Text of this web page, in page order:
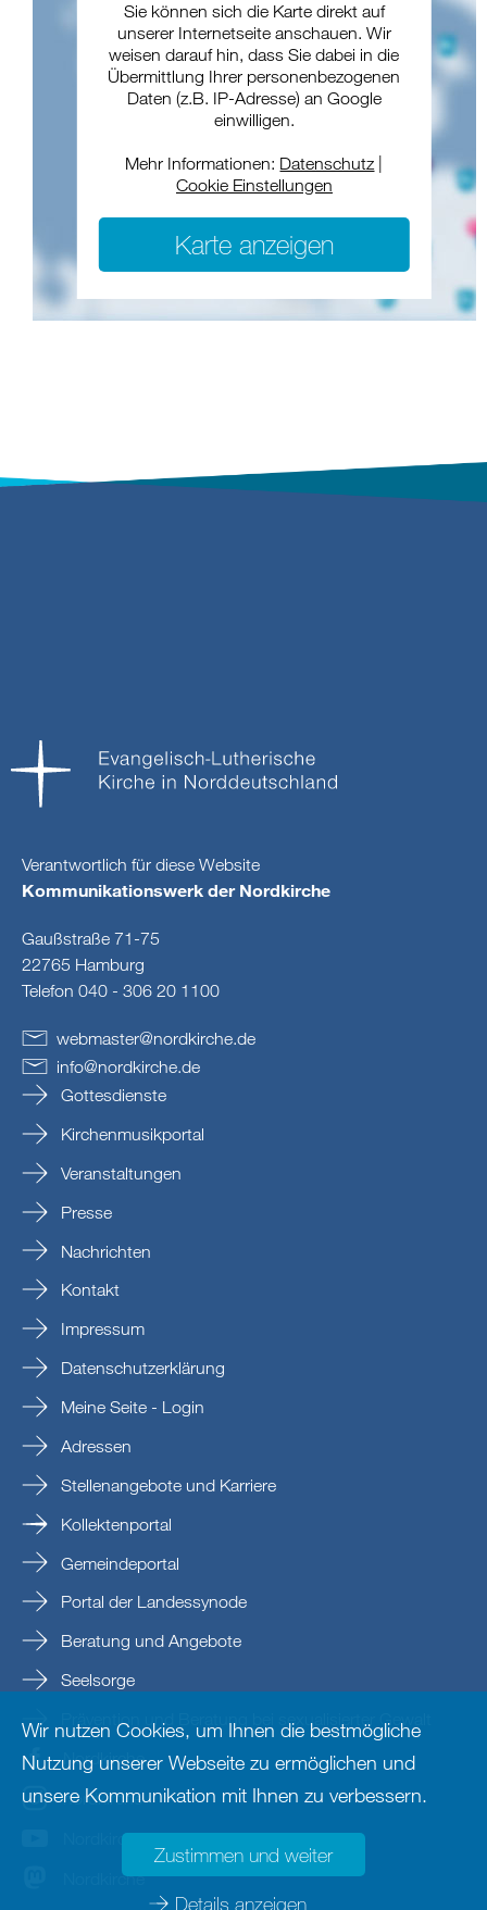
Sie können sich die Karte direkt auf
unserer Internetseite anschauen. Wir
weisen darauf hin, dass Sie dabei in die
Übermittlung Ihrer personenbezogenen
Daten (z.B. IP-Adresse) an Google
einwilligen.
Mehr Informationen: Datenschutz
Cookie Einstellungen
Karte anzeigen
Verantwortlich für diese Website
Kommunikationswerk der Nordkirche
Gaußstraße 71-75
22765 Hamburg
Telefon 040 - 306 20 1100
webmaster@nordkirche.de
info@nordkirche.de
Gottesdienste
Kirchenmusikportal
Veranstaltungen
Presse
Nachrichten
Kontakt
Impressum
Datenschutzerklärung
Meine Seite - Login
Adressen
Stellenangebote und Karriere
Kollektenportal
Gemeindeportal
Portal der Landessynode
Beratung und Angebote
Seelsorge
Prävention und Beratung bei sexualisierter Gewalt
Nordkirche
nordkirche
Nordkirche
Nordkirche
Wir nutzen Cookies, um Ihnen die bestmögliche
Nutzung unserer Webseite zu ermöglichen und
unsere Kommunikation mit Ihnen zu verbessern.
Zustimmen und weiter
Details anzeigen